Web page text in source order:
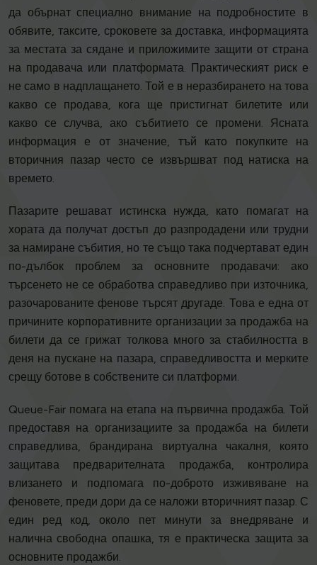
да обърнат специално внимание на подробностите в
обявите, таксите, сроковете за доставка, информацията
за местата за сядане и приложимите защити от страна
на продавача или платформата. Практическият риск е
не само в надплащането. Той е в неразбирането на това
какво се продава, кога ще пристигнат билетите или
какво се случва, ако събитието се промени. Ясната
информация е от значение, тъй като покупките на
вторичния пазар често се извършват под натиска на
времето.
Пазарите решават истинска нужда, като помагат на
хората да получат достъп до разпродадени или трудни
за намиране събития, но те също така подчертават един
по-дълбок проблем за основните продавачи: ако
търсенето не се обработва справедливо при източника,
разочарованите фенове търсят другаде. Това е една от
причините корпоративните организации за продажба на
билети да се грижат толкова много за стабилността в
деня на пускане на пазара, справедливостта и мерките
срещу ботове в собствените си платформи.
Queue-Fair помага на етапа на първична продажба. Той
предоставя на организациите за продажба на билети
справедлива, брандирана виртуална чакалня, която
защитава предварителната продажба, контролира
влизането и подпомага по-доброто изживяване на
феновете, преди дори да се наложи вторичният пазар. С
един ред код, около пет минути за внедряване и
налична свободна опашка, тя е практическа защита за
основните продажби.